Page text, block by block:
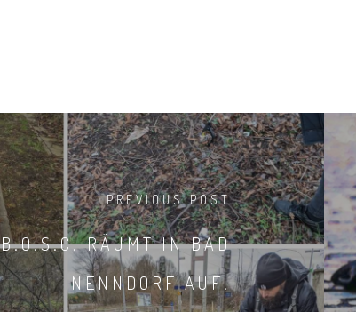
PREVIOUS POST
B.O.S.C. RÄUMT IN BAD
NENNDORF AUF!